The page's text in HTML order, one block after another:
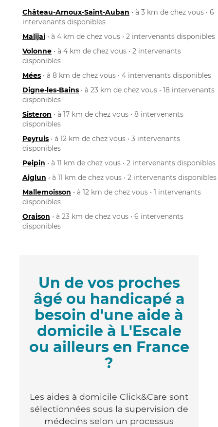
Château-Arnoux-Saint-Auban • à 3 km de chez vous • 6
intervenants disponibles
Malijai • à 4 km de chez vous • 2 intervenants disponibles
Volonne • à 4 km de chez vous • 2 intervenants
disponibles
Mées • à 8 km de chez vous • 4 intervenants disponibles
Digne-les-Bains • à 23 km de chez vous • 18 intervenants
disponibles
Sisteron • à 17 km de chez vous • 8 intervenants
disponibles
Peyruis • à 12 km de chez vous • 3 intervenants
disponibles
Peipin • à 11 km de chez vous • 2 intervenants disponibles
Aiglun • à 11 km de chez vous • 2 intervenants disponibles
Mallemoisson • à 12 km de chez vous • 1 intervenants
disponibles
Oraison • à 23 km de chez vous • 6 intervenants
disponibles
Un de vos proches
âgé ou handicapé a
besoin d'une aide à
domicile à L'Escale
ou ailleurs en France
?
Les aides à domicile Click&Care sont
sélectionnées sous la supervision de
médecins selon un processus